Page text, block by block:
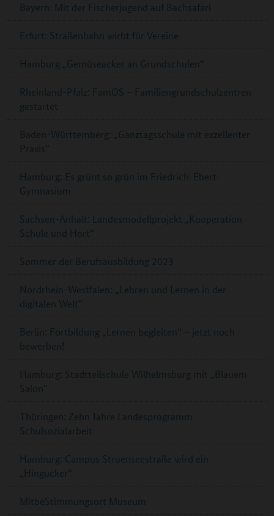
Bayern: Mit der Fischerjugend auf Bachsafari
Erfurt: Straßenbahn wirbt für Vereine
Hamburg „Gemüseacker an Grundschulen“
Rheinland-Pfalz: FamOS – Familiengrundschulzentren
gestartet
Baden-Württemberg: „Ganztagsschule mit exzellenter
Praxis“
Hamburg: Es grünt so grün im Friedrich-Ebert-
Gymnasium
Sachsen-Anhalt: Landesmodellprojekt „Kooperation
Schule und Hort“
Sommer der Berufsausbildung 2023
Nordrhein-Westfalen: „Lehren und Lernen in der
digitalen Welt“
Berlin: Fortbildung „Lernen begleiten“ – jetzt noch
bewerben!
Hamburg: Stadtteilschule Wilhelmsburg mit „Blauem
Salon“
Thüringen: Zehn Jahre Landesprogramm
Schulsozialarbeit
Hamburg: Campus Struenseestraße wird ein
„Hingucker“
MitbeStimmungsort Museum